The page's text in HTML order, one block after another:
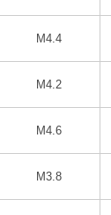
M4.4
M4.2
M4.6
M3.8